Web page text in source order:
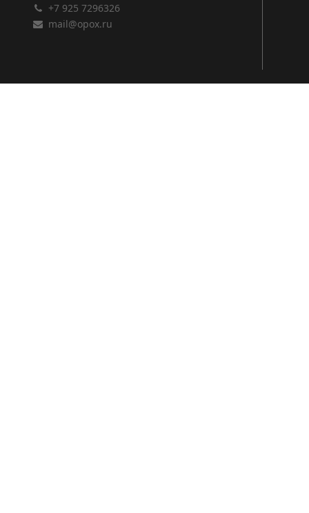
+7 925 7296326
mail@opox.ru